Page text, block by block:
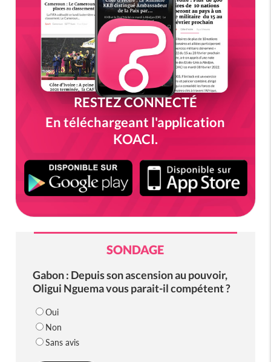
RESTEZ CONNECTÉ
En téléchargeant l'application
KOACI.
SONDAGE
Gabon : Depuis son ascension au pouvoir,
Oligui Nguema vous parait-il compétent ?
Oui
Non
Sans avis